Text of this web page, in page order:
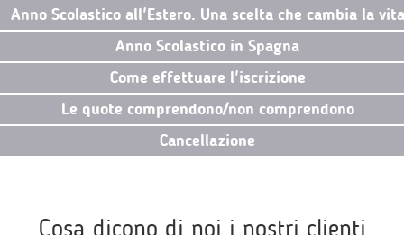
Anno Scolastico all'Estero. Una scelta che cambia la vita
Anno Scolastico in Spagna
Come effettuare l'iscrizione
Le quote comprendono/non comprendono
Cancellazione
Cosa dicono di noi i nostri clienti